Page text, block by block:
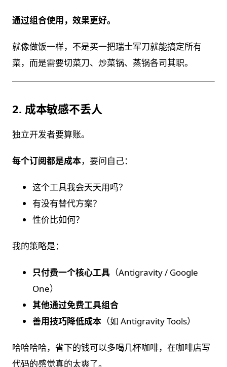
通过组合使用，效果更好。
就像做饭一样，不是买一把瑞士军刀就能搞定所有
菜，而是需要切菜刀、炒菜锅、蒸锅各司其职。
2. 成本敏感不丢人
独立开发者要算账。
每个订阅都是成本，要问自己：
这个工具我会天天用吗？
有没有替代方案？
性价比如何？
我的策略是：
只付费一个核心工具 （Antigravity / Google
One）
其他通过免费工具组合
善用技巧降低成本 （如 Antigravity Tools）
哈哈哈哈，省下的钱可以多喝几杯咖啡，在咖啡店写
代码的感觉真的太爽了。